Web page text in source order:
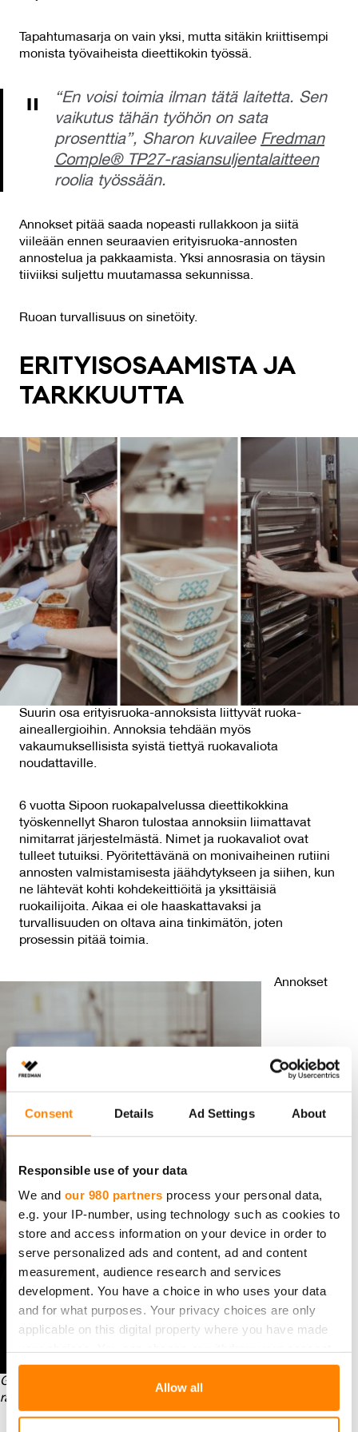
Consent Details Ad Settings About
Responsible use of your data
We and our 980 partners process your personal data,
e.g. your IP-number, using technology such as cookies to
store and access information on your device in order to
serve personalized ads and content, ad and content
measurement, audience research and services
development. You have a choice in who uses your data
and for what purposes. Your privacy choices are only
applicable on this digital property where you have made
any time from the Cookie Declaration or by clicking on
Allow all
Tapahtumasarja on vain yksi, mutta sitäkin kriittisempi
monista työvaiheista dieettikokin työssä.
“En voisi toimia ilman tätä laitetta. Sen
vaikutus tähän työhön on sata
prosenttia”, Sharon kuvailee Fredman
Comple® TP27-rasiansuljentalaitteen
roolia työssään.
Annokset pitää saada nopeasti rullakkoon ja siitä
viileään ennen seuraavien erityisruoka-annosten
annostelua ja pakkaamista. Yksi annosrasia on täysin
tiiviiksi suljettu muutamassa sekunnissa.
Ruoan turvallisuus on sinetöity.
ERI­TYI­SO­SAA­MIS­TA JA
TARK­KUUT­TA
Suurin osa erityisruoka-annoksista liittyvät ruoka-
aineallergioihin. Annoksia tehdään myös
vakaumuksellisista syistä tiettyä ruokavaliota
noudattaville.
6 vuotta Sipoon ruokapalvelussa dieettikokkina
työskennellyt Sharon tulostaa annoksiin liimattavat
nimitarrat järjestelmästä. Nimet ja ruokavaliot ovat
tulleet tutuiksi. Pyöritettävänä on monivaiheinen rutiini
annosten valmistamisesta jäähdytykseen ja siihen, kun
ne lähtevät kohti kohdekeittiöitä ja yksittäisiä
ruokailijoita. Aikaa ei ole haaskattavaksi ja
turvallisuuden on oltava aina tinkimätön, joten
prosessin pitää toimia.
Gluteenittomat annokset suljetaan tiiviiksi
rasiansuljentalaitteella.
Annokset
valmistetaan kolmena päivänä viikossacook & chill-